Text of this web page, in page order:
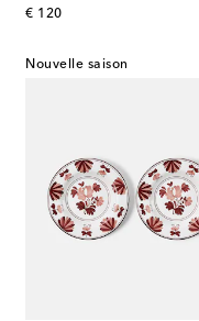
€ 120
original price
Nouvelle saison